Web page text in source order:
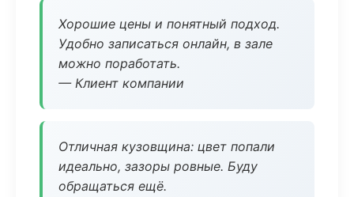
Хорошие цены и понятный подход.
Удобно записаться онлайн, в зале
можно поработать.
— Клиент компании
Отличная кузовщина: цвет попали
идеально, зазоры ровные. Буду
обращаться ещё.